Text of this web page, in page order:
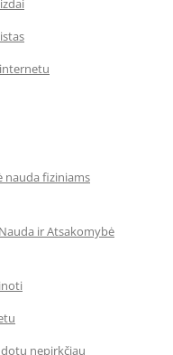
nauda fiziniams
ir Atsakomybė
nepirkčiau